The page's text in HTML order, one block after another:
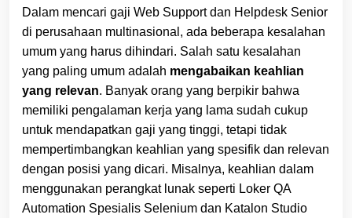
Dalam mencari gaji Web Support dan Helpdesk Senior
di perusahaan multinasional, ada beberapa kesalahan
umum yang harus dihindari. Salah satu kesalahan
yang paling umum adalah mengabaikan keahlian
yang relevan. Banyak orang yang berpikir bahwa
memiliki pengalaman kerja yang lama sudah cukup
untuk mendapatkan gaji yang tinggi, tetapi tidak
mempertimbangkan keahlian yang spesifik dan relevan
dengan posisi yang dicari. Misalnya, keahlian dalam
menggunakan perangkat lunak seperti Loker QA
Automation Spesialis Selenium dan Katalon Studio